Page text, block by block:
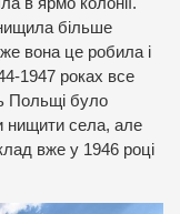
в ярмо колонії.
більше
вона це робила і
1947 роках все
Польщі було
нищити села, але
вже у 1946 році